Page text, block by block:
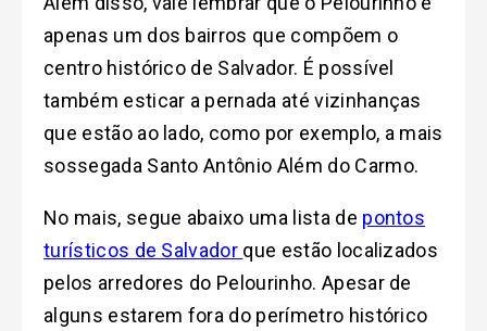
apenas um dos bairros que compõem o
centro histórico de Salvador. É possível
também esticar a pernada até vizinhanças
que estão ao lado, como por exemplo, a mais
sossegada Santo Antônio Além do Carmo.
No mais, segue abaixo uma lista de pontos
turísticos de Salvador que estão localizados
pelos arredores do Pelourinho. Apesar de
alguns estarem fora do perímetro histórico